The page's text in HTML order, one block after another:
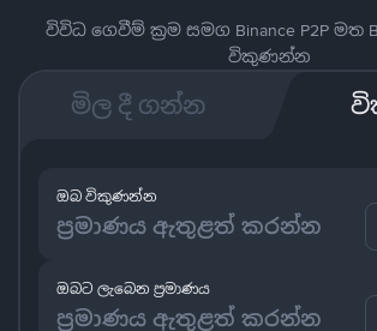
විවිධ ගෙවීම් ක්‍රම සමග Binance P2P මත
විකුණන්න
මිල දී ගන්න
ඔබට ලැබෙන ප්‍රමාණය
ඔබ විකුණන්න